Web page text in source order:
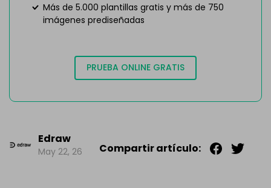
Más de 5.000 plantillas gratis y más de 750
imágenes prediseñadas
PRUEBA ONLINE GRATIS
Edraw
May 22, 26 Compartir artículo: